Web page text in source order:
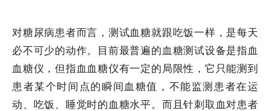
对糖尿病患者而言，测试血糖就跟吃饭一样，是每天
必不可少的动作。目前最普遍的血糖测试设备是指血
血糖仪，但指血血糖仪有一定的局限性，它只能测到
患者某个时间点的瞬间血糖值，不能监测患者在运
动、吃饭、睡觉时的血糖水平。而且针刺取血对患者